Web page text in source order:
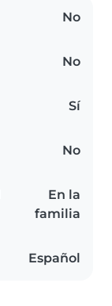
No
No
Sí
No
En la
familia
Español